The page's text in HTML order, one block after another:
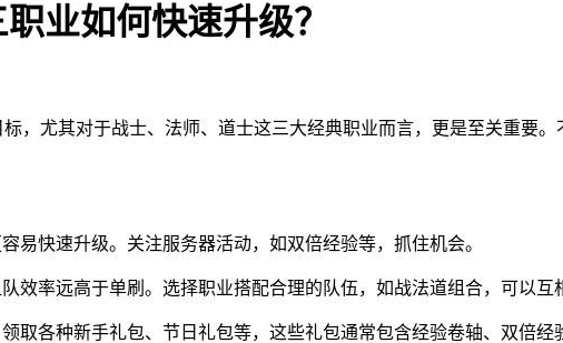
业如何快速升级？
，尤其对于战士、法师、道士这三大经典职业而言，更是至关重要
易快速升级。关注服务器活动，如双倍经验等，抓住机会。
效率远高于单刷。选择职业搭配合理的队伍，如战法道组合，可以互
取各种新手礼包、节日礼包等，这些礼包通常包含经验卷轴、双倍经